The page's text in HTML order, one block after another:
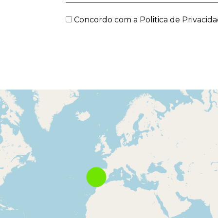
Concordo com a Politica de